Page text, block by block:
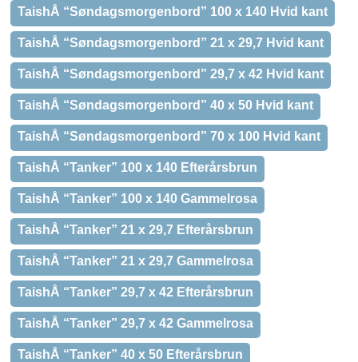
TaishÅ “Søndagsmorgenbord” 100 x 140 Hvid kant
TaishÅ “Søndagsmorgenbord” 21 x 29,7 Hvid kant
TaishÅ “Søndagsmorgenbord” 29,7 x 42 Hvid kant
TaishÅ “Søndagsmorgenbord” 40 x 50 Hvid kant
TaishÅ “Søndagsmorgenbord” 70 x 100 Hvid kant
TaishÅ “Tanker” 100 x 140 Efterårsbrun
TaishÅ “Tanker” 100 x 140 Gammelrosa
TaishÅ “Tanker” 21 x 29,7 Efterårsbrun
TaishÅ “Tanker” 21 x 29,7 Gammelrosa
TaishÅ “Tanker” 29,7 x 42 Efterårsbrun
TaishÅ “Tanker” 29,7 x 42 Gammelrosa
TaishÅ “Tanker” 40 x 50 Efterårsbrun